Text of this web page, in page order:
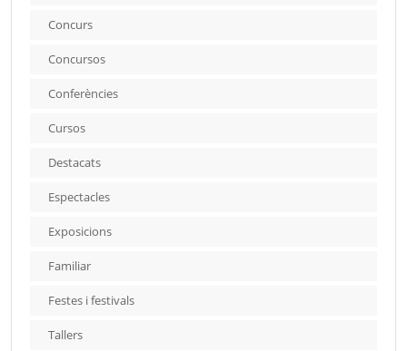
Concurs
Concursos
Conferències
Cursos
Destacats
Espectacles
Exposicions
Familiar
Festes i festivals
Tallers